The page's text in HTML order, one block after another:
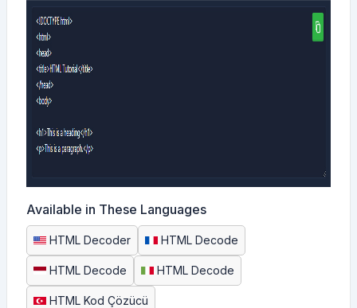
Available in These Languages
HTML Decoder HTML Decode
HTML Decode HTML Decode
HTML Kod Çözücü